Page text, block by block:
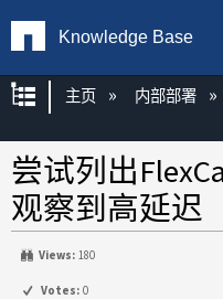
Knowledge Base
扩展/隐缩全局
主页 内部部署
尝试列出
观察到高延迟
Views: 180
Votes: 0